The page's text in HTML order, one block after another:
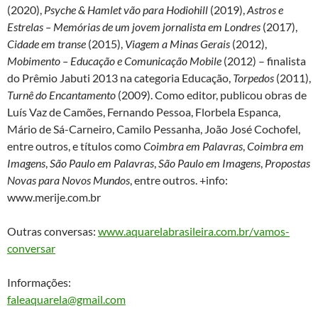
(2020), Psyche & Hamlet vão para Hodiohill (2019), Astros e
Estrelas – Memórias de um jovem jornalista em Londres (2017),
Cidade em transe (2015), Viagem a Minas Gerais (2012),
Mobimento – Educação e Comunicação Mobile (2012) – finalista
do Prêmio Jabuti 2013 na categoria Educação, Torpedos (2011),
Turnê do Encantamento (2009). Como editor, publicou obras de
Luís Vaz de Camões, Fernando Pessoa, Florbela Espanca,
Mário de Sá-Carneiro, Camilo Pessanha, João José Cochofel,
entre outros, e títulos comoCoimbra em Palavras Coimbra em
Imagens São Paulo em Palavras São Paulo em Imagens Propostas
Novas para Novos Mundos , entre outros. +info:
www.merije.com.br
Outras conversas: www.aquarelabrasileira.com.br/vamos-
conversar
Informações:
faleaquarela@gmail.com